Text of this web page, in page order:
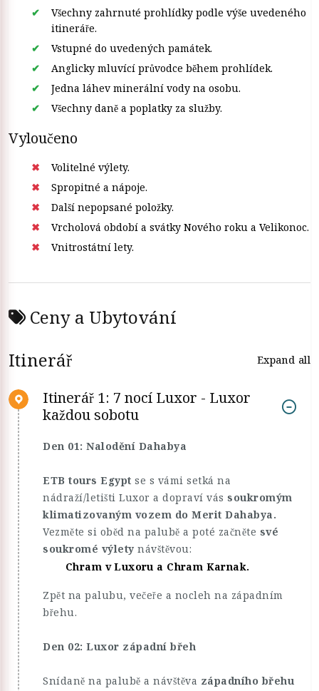
Všechny zahrnuté prohlídky podle výše uvedeného
itineráře.
Vstupné do uvedených památek.
Anglicky mluvící průvodce během prohlídek.
Jedna láhev minerální vody na osobu.
Všechny daně a poplatky za služby.
Vyloučeno
Volitelné výlety.
Spropitné a nápoje.
Další nepopsané položky.
Vrcholová období a svátky Nového roku a Velikonoc.
Vnitrostátní lety.
Ceny a Ubytování
Itinerář
Expand all
Itinerář 1: 7 nocí Luxor - Luxor
každou sobotu
Den 01: Nalodění Dahabya
ETB tours Egypt se s vámi setká na
nádraží/letišti Luxor a dopraví vás soukromým
klimatizovaným vozem do Merit Dahabya.
Vezměte si oběd na palubě a poté začněte své
soukromé výlety návštěvou:
Chram v Luxoru a Chram Karnak.
Zpět na palubu, večeře a nocleh na západním
břehu.
Den 02: Luxor západní břeh
Snídaně na palubě a návštěva západního břehu